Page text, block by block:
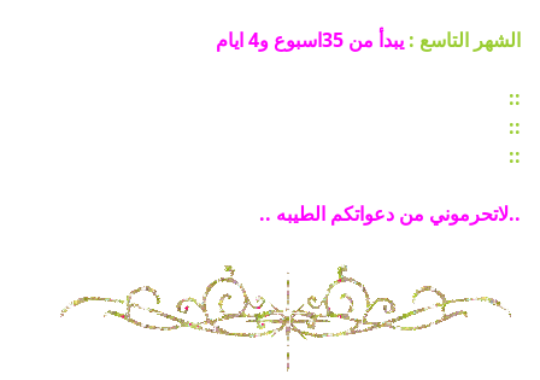
الشهر التاسع : يبدأ من 35اسبوع و4 ايام
::
::
::
..لاتحرموني من دعواتكم الطيبه ..